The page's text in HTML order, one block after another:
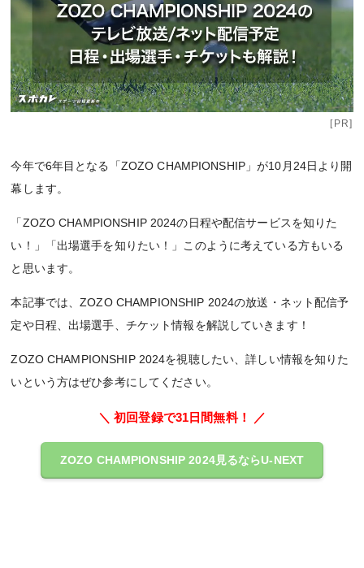
[PR]
今年で6年目となる「ZOZO CHAMPIONSHIP」が10月24日より開
幕します。
「ZOZO CHAMPIONSHIP 2024の日程や配信サービスを知りた
い！」「出場選手を知りたい！」このように考えている方もいる
と思います。
本記事では、ZOZO CHAMPIONSHIP 2024の放送・ネット配信予
定や日程、出場選手、チケット情報を解説していきます！
ZOZO CHAMPIONSHIP 2024を視聴したい、詳しい情報を知りた
いという方はぜひ参考にしてください。
＼ 初回登録で31日間無料！ ／
ZOZO CHAMPIONSHIP 2024見るならU-NEXT